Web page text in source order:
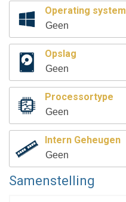
Operating system
Geen
Opslag
Geen
Processortype
Geen
Intern Geheugen
Geen
Samenstelling